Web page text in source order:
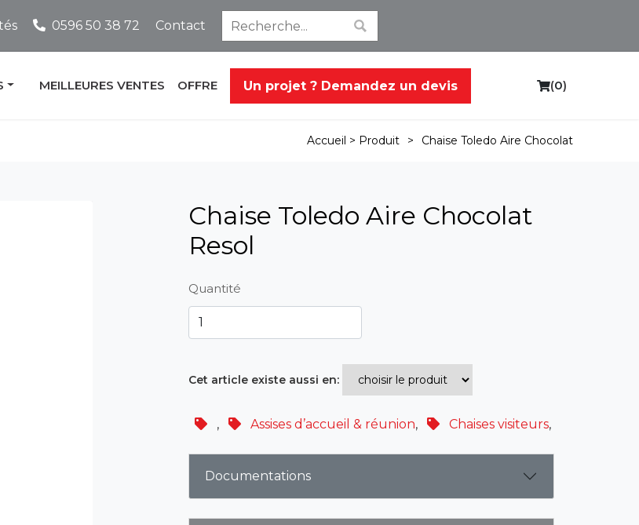
0596 50 38 72 Contact
MEILLEURES VENTES OFFRE Un projet ? Demandez un devis
C
(0)
Accueil > Produit > Chaise Toledo Aire Chocolat
Chaise Toledo Aire Chocolat
Resol
Quantité
Cet article existe aussi en:
, Assises d’accueil & réunion, Chaises visiteurs,
Documentations